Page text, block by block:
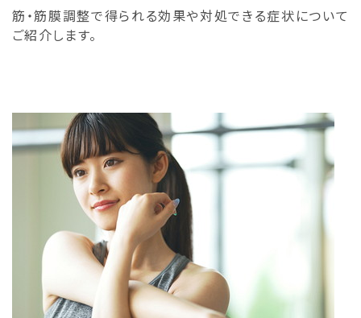
筋・筋膜調整で得られる効果や対処できる症状について
ご紹介します。